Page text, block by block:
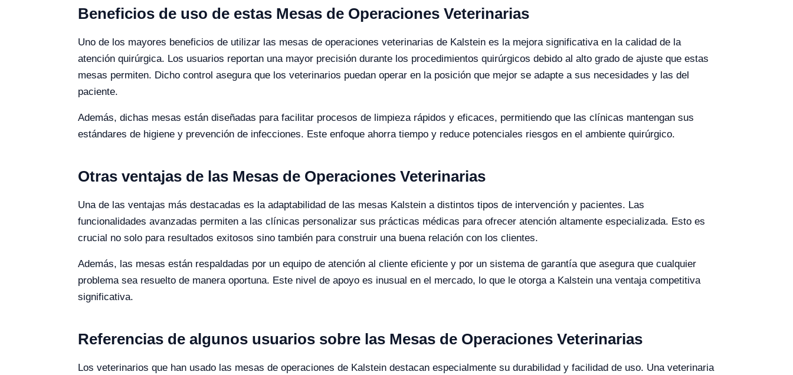
Beneficios de uso de estas Mesas de Operaciones Veterinarias
Uno de los mayores beneficios de utilizar las mesas de operaciones veterinarias de Kalstein es la mejora significativa en la calidad de la
atención quirúrgica. Los usuarios reportan una mayor precisión durante los procedimientos quirúrgicos debido al alto grado de ajuste que estas
mesas permiten. Dicho control asegura que los veterinarios puedan operar en la posición que mejor se adapte a sus necesidades y las del
paciente.
Además, dichas mesas están diseñadas para facilitar procesos de limpieza rápidos y eficaces, permitiendo que las clínicas mantengan sus
estándares de higiene y prevención de infecciones. Este enfoque ahorra tiempo y reduce potenciales riesgos en el ambiente quirúrgico.
Otras ventajas de las Mesas de Operaciones Veterinarias
Una de las ventajas más destacadas es la adaptabilidad de las mesas Kalstein a distintos tipos de intervención y pacientes. Las
funcionalidades avanzadas permiten a las clínicas personalizar sus prácticas médicas para ofrecer atención altamente especializada. Esto es
crucial no solo para resultados exitosos sino también para construir una buena relación con los clientes.
Además, las mesas están respaldadas por un equipo de atención al cliente eficiente y por un sistema de garantía que asegura que cualquier
problema sea resuelto de manera oportuna. Este nivel de apoyo es inusual en el mercado, lo que le otorga a Kalstein una ventaja competitiva
significativa.
Referencias de algunos usuarios sobre las Mesas de Operaciones Veterinarias
Los veterinarios que han usado las mesas de operaciones de Kalstein destacan especialmente su durabilidad y facilidad de uso. Una veterinaria